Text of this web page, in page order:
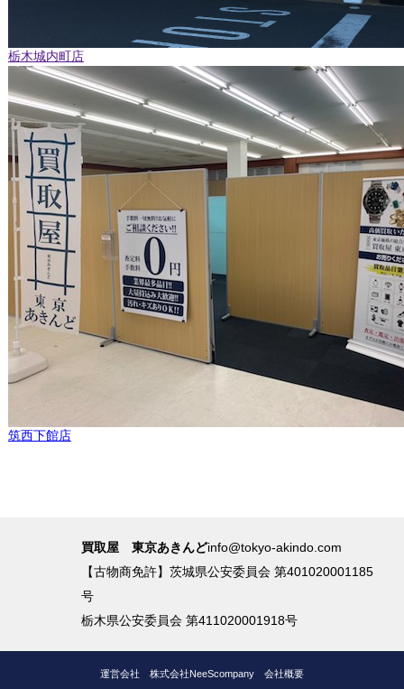
栃木城内町店
筑西下館店
買取屋 東京あきんどinfo@tokyo-akindo.com
【古物商免許】茨城県公安委員会 第401020001185
号
栃木県公安委員会 第411020001918号
運営会社 株式会社NeeScompany 会社概要